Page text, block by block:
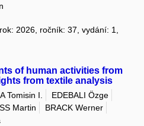
, rok: 2026, ročník: 37, vydání: 1,
of human activities from
from textile analysis
Tomisin I.
EDEBALI Özge
Martin
BRACK Werner